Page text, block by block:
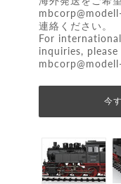
連絡ください。
For
inquiries,
今